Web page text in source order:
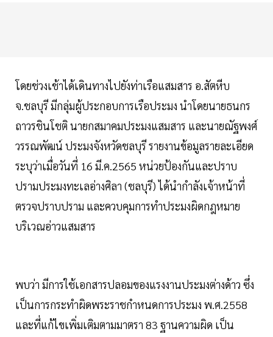
โดยช่วงเช้าได้เดินทางไปยังท่าเรือแสมสาร อ.สัตหีบ
จ.ชลบุรี มีกลุ่มผู้ประกอบการเรือประมง นำโดยนายธนกร
ถาวรชินโชติ นายกสมาคมประมงแสมสาร และนายณัฐพงศ์
วรรณพัฒน์ ประมงจังหวัดชลบุรี รายงานข้อมูลรายละเอียด
ระบุว่าเมื่อวันที่ 16 มี.ค.2565 หน่วยป้องกันและปราบ
ปรามประมงทะเลอ่างศิลา (ชลบุรี) ได้นำกำลังเจ้าหน้าที่
ตรวจปราบปราม และควบคุมการทำประมงผิดกฎหมาย
บริเวณอ่าวแสมสาร
พบว่า มีการใช้เอกสารปลอมของแรงงานประมงต่างด้าว ซึ่ง
เป็นการกระทำผิดพระราชกำหนดการประมง พ.ศ.2558
และที่แก้ไขเพิ่มเติมตามมาตรา 83 ฐานความผิด เป็น